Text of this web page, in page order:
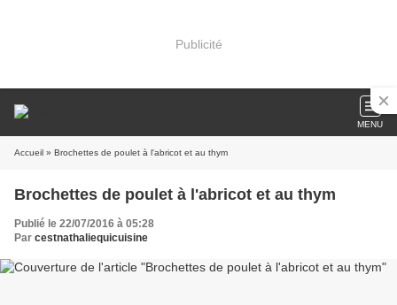
Publicité
MENU
Accueil » Brochettes de poulet à l'abricot et au thym
Brochettes de poulet à l'abricot et au thym
Publié le 22/07/2016 à 05:28
Par cestnathaliequicuisine